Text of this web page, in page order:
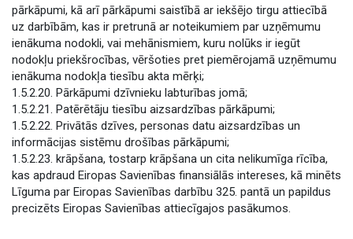
pārkāpumi, kā arī pārkāpumi saistībā ar iekšējo tirgu attiecībā
uz darbībām, kas ir pretrunā ar noteikumiem par uzņēmumu
ienākuma nodokli, vai mehānismiem, kuru nolūks ir iegūt
nodokļu priekšrocības, vēršoties pret piemērojamā uzņēmumu
ienākuma nodokļa tiesību akta mērķi;
1.5.2.20. Pārkāpumi dzīvnieku labturības jomā;
1.5.2.21. Patērētāju tiesību aizsardzības pārkāpumi;
1.5.2.22. Privātās dzīves, personas datu aizsardzības un
informācijas sistēmu drošības pārkāpumi;
1.5.2.23. krāpšana, tostarp krāpšana un cita nelikumīga rīcība,
kas apdraud Eiropas Savienības finansiālās intereses, kā minēts
Līguma par Eiropas Savienības darbību 325. pantā un papildus
precizēts Eiropas Savienības attiecīgajos pasākumos.